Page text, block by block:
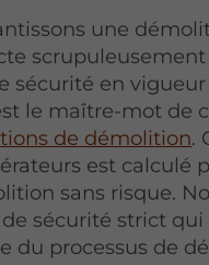
une
sécurité en vigueur
le maître-mot de
de démolition.
est calculé
sans risque.
sécurité strict qui
du processus de